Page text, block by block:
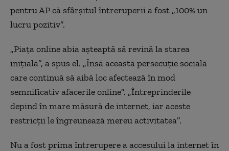
pentru AP că sfârșitul întreruperii a fost „100% un
lucru pozitiv”.
„Piața online abia așteaptă să revină la starea
inițială”, a spus el. „Însă această persecuție socială
care continuă să aibă loc afectează în mod
semnificativ afacerile online”. „Întreprinderile
depind în mare măsură de internet, iar aceste
restricții le îngreunează mereu activitatea”.
Nu a fost prima întrerupere a accesului la internet în